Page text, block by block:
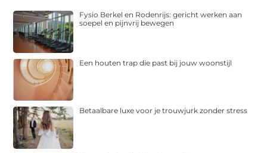
Fysio Berkel en Rodenrijs: gericht werken aan
soepel en pijnvrij bewegen
Een houten trap die past bij jouw woonstijl
Betaalbare luxe voor je trouwjurk zonder stress